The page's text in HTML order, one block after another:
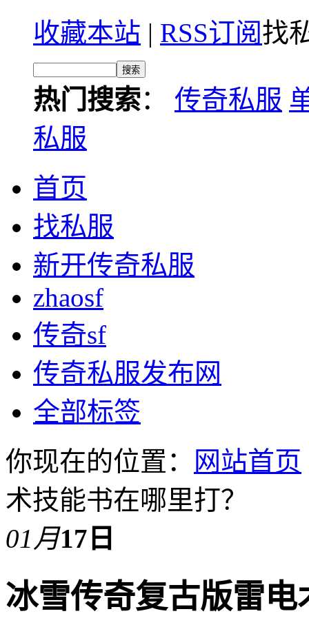
收藏本站 | RSS订阅找
热门搜索： 传奇私服
私服
首页
找私服
新开传奇私服
zhaosf
传奇sf
传奇私服发布网
全部标签
你现在的位置：
网站首页
术技能书在哪里打？
01月17日
冰雪传奇复古版雷